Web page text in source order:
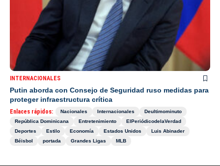
INTERNACIONALES
Putin aborda con Consejo de Seguridad ruso medidas para
proteger infraestructura crítica
Enlaces rápidos: Nacionales Internacionales
Deultimominuto
República Dominicana
Entretenimiento
ElPeriódicodelaVerdad
Deportes
Estilo Economía Estados Unidos
Luis Abinader
Béisbol
portada Grandes Ligas MLB